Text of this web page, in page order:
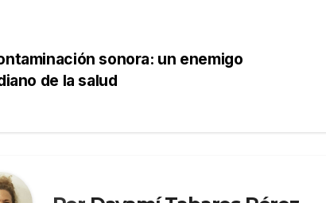
s
sonora: un enemigo
de la salud